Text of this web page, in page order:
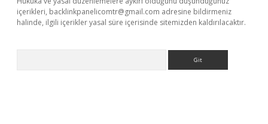
içerikleri, backlinkpanelicomtr@gmail.com adresine bildirmeniz
halinde, ilgili içerikler yasal süre içerisinde sitemizden kaldırılacaktır.